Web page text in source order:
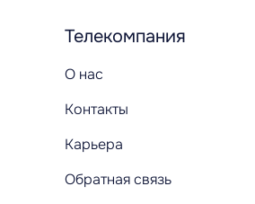
Телекомпания
О нас
Контакты
Карьера
Обратная связь